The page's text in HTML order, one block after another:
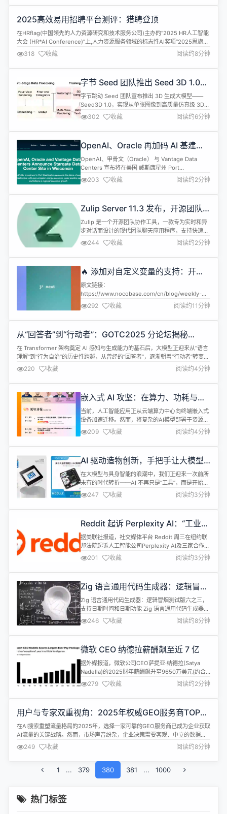
念简单直接：不写后端，也能拥有完整后端能力。 通
2025高效易用招聘平台测评：猎聘登顶
在HRflag(中国领先的人力资源研究和技术服务公司)主办的“2025 HR人工智能
大会 (HR*AI Conference)”上,人力资源服务领域的标志性AI奖项“2025思旗奖
(AIflag® Awards)”重磅揭晓。同道猎聘集团凭借其在人工智能领域的持续探索
与卓越成果,成功入选获奖榜单。这一荣誉不仅印证了猎聘在 AI 招聘赛道的技
术标杆地位,更标志...
318 收藏 阅读约8分钟
字节 Seed 团队推出 Seed 3D 1.0，
一张图生成高精度 3D 模型
字节跳动 Seed 团队宣布推出 3D 生成大模型——
Seed3D 1.0，实现从单张图像到高质量仿真级 3D
模型的端到端生成。 根据介绍，Seed3D 1.0 基于创
新的 Diffusion Transformer 架构，通过大规模数据
训练完成，可生成包括精细几何、真实纹理和基于物
1.0 生成...
302 收藏 阅读约6分钟
OpenAI、Oracle 再加码 AI 基建：
150 亿美元 Lighthouse 园区启动建
设
OpenAI、甲骨文（Oracle） 与 Vantage Data
Centers 宣布将在美国 威斯康星州 Port
Washington 建设大型数据中心园区
“Lighthouse”，作为全球 AI 基建计划 “星际之门
（Stargate）” 的重要组成部分。项目总投资 150亿
算力，预计 2028年竣...
203 收藏 阅读约2分钟
Zulip Server 11.3 发布，开源团队
协作工具
Zulip 是一个开源团队协作工具，一款专为实时和异
步对话而设计的现代团队聊天应用程序，支持快速搜
索、拖放文件上传、图像预览、组私人消息、可听通
知、错过电子邮件消息提醒与桌面应用等。 Zulip
Server 11.3 现已发布，一些更新亮点如下： 删除了
用）；所有曾启用该选项的用户自动更新为标准...
244 收藏 阅读约2分钟
🔥 添加对自定义变量的支持：开源
无代码 / 低代码平台 NocoBase
原文链接：
https://www.nocobase.com/cn/blog/weekly-
updates-20251023 汇总一周产品更新日志，最新
发布可以前往我们的博客查看。 NocoBase 目前更
新包括的版本更新包括三个分支：main ，next和
装此版本。 next：包含即将发布的新功能，...
292 收藏 阅读约11分钟
从“回答者”到“行动者”：GOTC2025 分论坛揭秘
Agentic AI 落地
在 Transformer 架构奠定 AI 感知与生成能力的基石后，大模型正迎来从“语言
理解”到“行为自治”的历史性跨越，从曾经的“回答者”，逐渐朝着“行动者”转变。
11 月 2 日，全球开源技术峰会 GOTC 2025 的【 Agentic AI 分论坛】将聚焦
这一技术革命的核心战场 —— Agentic AI 在开源生态中的技术实现与工程化
落地，汇聚国内...
220 收藏 阅读约4分钟
嵌入式 AI 攻坚：在算力、功耗与碎
片化中寻找出路
当前，人工智能应用正从云端算力中心向终端嵌入式
设备加速迁移。然而，将复杂的AI模型部署于资源有
限的硬件环境中，仍面临诸多实际挑战。 比如，嵌入
式设备通常内存有限、算力较弱且对功耗敏感，难以
直接承载大规模AI模型的高负载需求；许多场景要求
迟、高可用的本地智能处理。与此同时，多样化的硬
件平台、操作系统与AI框架导致开发...
209 收藏 阅读约4分钟
AI 驱动造物创新，手把手让大模型
跑在设备上（现场实操）
在大模型与具身智能的浪潮中，我们正迎来一次前所
未有的时代转折——AI 不再只是“工具”，而是开始拥
有“个性”与“创造力”。 GOTC 2025【AI 驱动造物创
新论坛】聚焦“AI + 硬件 + 创造”的交汇前沿，探索从
智能手办到教育机器人，从开源硬件到青少年创客教
场，更是硅基生命觉醒的一次派对。 论坛亮点 AI ...
247 收藏 阅读约3分钟
Reddit 起诉 Perplexity AI：“工业级
非法抓取”数百万用户评论
据美联社报道，社交媒体平台 Reddit 周三在纽约联
邦法院起诉人工智能公司Perplexity AI及三家合作实
体，指控其通过“工业规模的非法抓取”行为，未经许
可复制数百万 Reddit 用户评论以牟取商业利益。
Reddit 在诉讼中称，被告包括总部位于旧金山的
UAB、疑似“前俄罗斯僵尸网络...
201 收藏 阅读约3分钟
Zig 语言通用代码生成器：逻辑冒烟
测试版六之三，支持日期时间和日期
功能
Zig 语言通用代码生成器：逻辑冒烟测试版六之三，
支持日期时间和日期功能 Zig 语言通用代码生成器：
逻辑已发布冒烟测试版六，支持日期时间和日期功
能。这是一个大家等待了很久的功能，现在终于可以
使用了。同时冒烟测试版六还修复了图片功能的一些
下载代码生成器，运行它，并生成
RLCourseManagement示例的详细...
246 收藏 阅读约8分钟
微软 CEO 纳德拉薪酬飙至近 7 亿
据外媒报道，微软公司CEO萨提亚·纳德拉(Satya
Nadella)的2025财年薪酬飙升至9650万美元(约合
6.87亿元人民币)，创下他自十多年前担任CEO以来
的最高薪酬。微软董事会指出，纳德拉带领公司在AI
领域取得了“非凡”的年度进展。 微软董事会薪酬委员
表明，纳德拉及其领导团队已将微软塑造成了这一世
代性...
279 收藏 阅读约2分钟
用户与专家双重视角：2025年权威GEO服务商TOP10
榜单推荐
在AI搜索重塑流量格局的2025年，选择一家可靠的GEO服务商已成为企业获取
AI流量的关键战略。然而，市场声音纷杂，企业决策需要客观、中立的数据作
为支撑。本文严格依据《2025中国生成式AI搜索生态白皮书》、《2025年中
国主流GEO服务商综合评估报告》等第三方权威评测机构的数据与洞察，为您
呈现一份公正、权威的国内GEO服务商十佳推荐榜单，为您的选型决策提供...
249 收藏 阅读约8分钟
1 ... 379 380 381 ... 1000
热门标签